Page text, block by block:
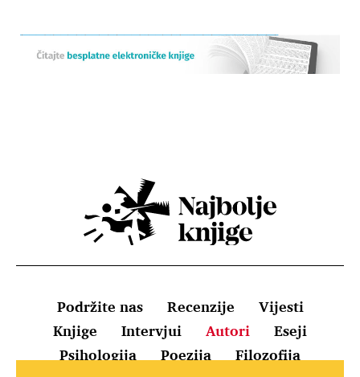
Podržite nas Recenzije
Vijesti
Knjige
Intervjui Autori
Eseji
Psihologija
Poezija Filozofija